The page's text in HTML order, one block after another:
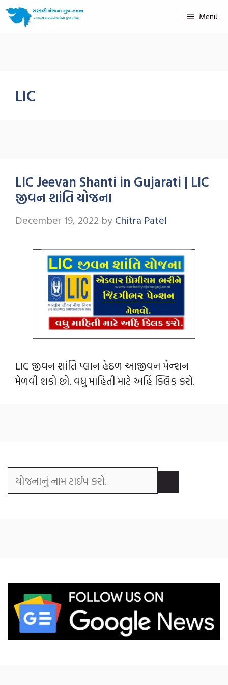
Menu
LIC
LIC Jeevan Shanti in Gujarati | LIC
જીવન શાંતિ યોજના
December 19, 2022 by Chitra Patel
LIC જીવન શાંતિ પ્લાન હેઠળ આજીવન પેન્‍શન
મેળવી શકો છો. વધુ માહિતી માટે અહિં ક્લિક કરો.